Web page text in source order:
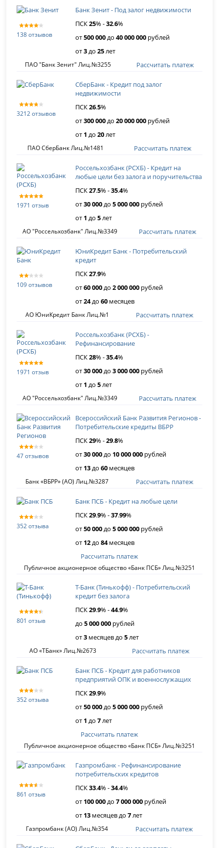
138 отзывов
Банк Зенит - Под залог недвижимости
ПСК25% -32.6%
от500 000до40 000 000 рублей
от3до25лет
ПАО "Банк Зенит" Лиц.№3255 Рассчитать платеж
3212 отзывов
СберБанк - Кредит под залог
недвижимости
ПСК26.5%
от300 000до20 000 000 рублей
от 1 до20лет
ПАО СберБанк Лиц.№1481 Рассчитать платеж
1971 отзыв
Россельхозбанк (РСХБ) - Кредит на
любые цели без залога и поручительства
ПСК27.5% -35.4%
от30 000до5 000 000 рублей
от 1 до5лет
АО "Россельхозбанк" Лиц.№3349 Рассчитать платеж
109 отзывов
ЮниКредит Банк - Потребительский
кредит
ПСК27.9%
от60 000до2 000 000 рублей
от24до60 месяцев
АО ЮниКредит Банк Лиц.№1 Рассчитать платеж
1971 отзыв
Россельхозбанк (РСХБ) -
Рефинансирование
ПСК28% -35.4%
от30 000до3 000 000 рублей
от 1 до5лет
АО "Россельхозбанк" Лиц.№3349 Рассчитать платеж
47 отзывов
Всероссийский Банк Развития Регионов -
Потребительские кредиты ВБРР
ПСК29% -29.8%
от30 000до 10 000 000 рублей
от 13до60 месяцев
Банк «ВБРР» (АО) Лиц.№3287 Рассчитать платеж
352 отзыва
Банк ПСБ - Кредит на любые цели
ПСК29.9% -37.99%
от50 000до5 000 000 рублей
от 12до84месяцев
Публичное акционерное общество «Банк ПСБ» Лиц.№3251
Рассчитать платеж
801 отзыв
Т-Банк (Тинькофф) - Потребительский
кредит без залога
ПСК29.9% -44.9%
до5 000 000 рублей
от3 месяцев до5лет
АО «ТБанк» Лиц.№2673 Рассчитать платеж
352 отзыва
Банк ПСБ - Кредит для работников
предприятий ОПК и военнослужащих
ПСК29.9%
от50 000до5 000 000 рублей
от 1 до7лет
Публичное акционерное общество «Банк ПСБ» Лиц.№3251
Рассчитать платеж
861 отзыв
Газпромбанк - Рефинансирование
потребительских кредитов
ПСК33.4% -34.4%
от 100 000до7 000 000 рублей
от 13 месяцев до7лет
Газпромбанк (АО) Лиц.№354 Рассчитать платеж